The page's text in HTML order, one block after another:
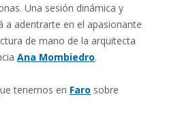
Una sesión dinámica y
a adentrarte en el apasionante
de mano de la arquitecta
Ana Mombiedro.
tenemos en Faro sobre